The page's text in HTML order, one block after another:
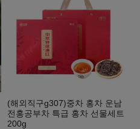
(해외직구g307)중차 홍차 운남
전홍공부차 특급 홍차 선물세트
200g